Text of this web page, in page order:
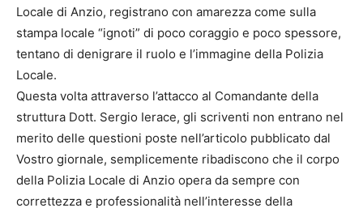
Locale di Anzio, registrano con amarezza come sulla
stampa locale “ignoti” di poco coraggio e poco spessore,
tentano di denigrare il ruolo e l’immagine della Polizia
Locale.
Questa volta attraverso l’attacco al Comandante della
struttura Dott. Sergio Ierace, gli scriventi non entrano nel
merito delle questioni poste nell’articolo pubblicato dal
Vostro giornale, semplicemente ribadiscono che il corpo
della Polizia Locale di Anzio opera da sempre con
correttezza e professionalità nell’interesse della